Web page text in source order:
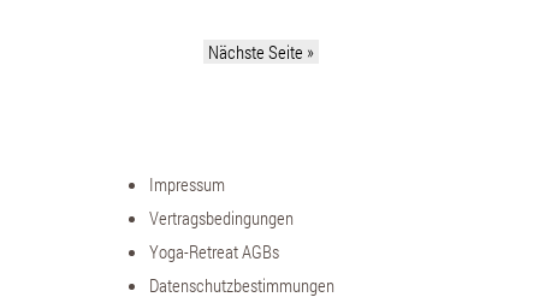
Nächste Seite »
Impressum
Vertragsbedingungen
Yoga-Retreat AGBs
Datenschutzbestimmungen